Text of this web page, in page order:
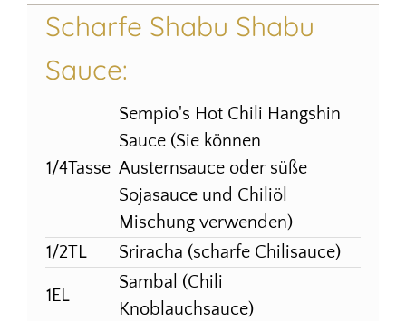
Scharfe Shabu Shabu
Sauce:
1/4Tasse
Sempio's Hot Chili Hangshin
Sauce (Sie können
Austernsauce oder süße
Sojasauce und Chiliöl
Mischung verwenden)
1/2TL
Sriracha (scharfe Chilisauce)
1EL
Sambal (Chili
Knoblauchsauce)